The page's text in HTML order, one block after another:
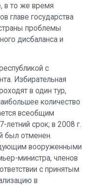
в то же время
главе государства
проблемы
дисбаланса и
с
Избирательная
в один тур,
количество
всеобщим
срок; в 2008 г.
был отменен.
вооруженными
министра, членов
с принятым
в